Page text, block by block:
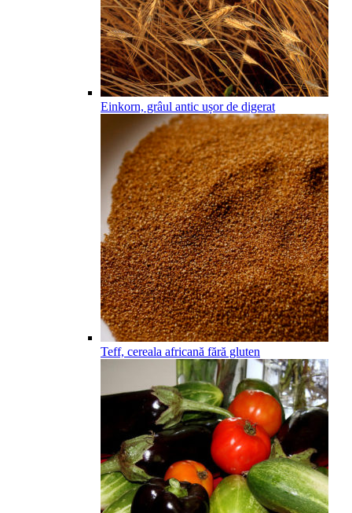
Einkorn, grâul antic ușor de digerat
Teff, cereala africană fără gluten